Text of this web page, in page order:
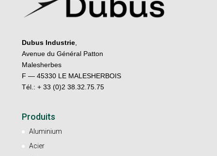
Dubus Industrie,
Avenue du Général Patton
Malesherbes
F — 45330 LE MALESHERBOIS
Tél.: + 33 (0)2 38.32.75.75
Produits
Aluminium
Acier